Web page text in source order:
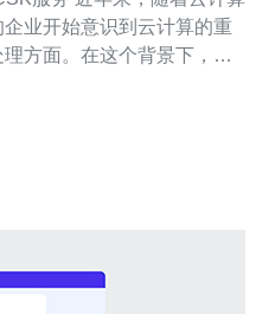
业开始意识到云计算的重
方面。在这个背景下，